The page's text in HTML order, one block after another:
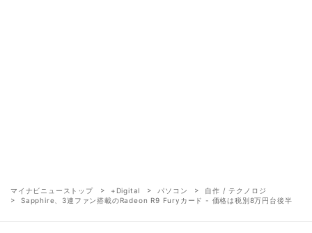
マイナビニューストップ +Digital パソコン
自作 / テクノロジ
Sapphire、3連ファン搭載のRadeon R9 Furyカード - 価格は税別8万円台後半